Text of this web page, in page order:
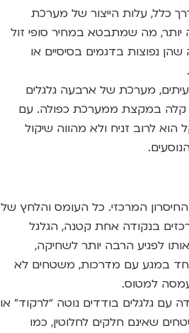
כלל, עלות הייצור של מערכת
יותר, מה שמתבטא במחיר סופי זול
שהן נפוצות בדגמים בסיסיים או
מערכת של ארבעה גלגלים
קלה במקצת ממערכת כפולה. עם
לרוב זניח ולא מהווה שיקול
החיסרון המרכזי. כל העומס והלחץ של
בנקודה אחת קטנה, הגלגל
לפגיע הרבה יותר לשחיקה,
במגע עם מדרכות, משטחים לא
למטוס.
עם גלגלים בודדים נוטה “לרקוד” או
שאינם חלקים לחלוטין, כמו